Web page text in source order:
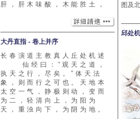
肝，肝木味酸，木能胜土，
大丹直指 - 卷上并序
长春演道主教真人丘处机述
仙经曰：“观天之道，
执天之行，尽矣。”体天法
象，则而行之可也。天地本
太空一气，静极则动，变而
为二，轻清向上，为阳为
天，重浊向下，为阴为地。
图及
邱处